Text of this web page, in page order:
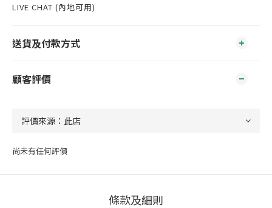
LIVE CHAT (內地可用)
送貨及付款方式
顧客評價
尚未有任何評價
條款及細則